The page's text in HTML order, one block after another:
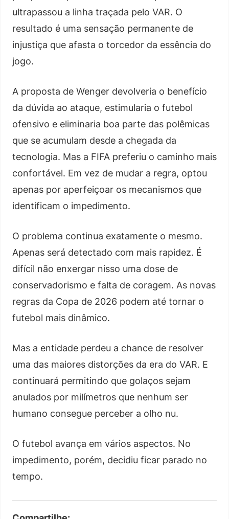
ultrapassou a linha traçada pelo VAR. O
resultado é uma sensação permanente de
injustiça que afasta o torcedor da essência do
jogo.
A proposta de Wenger devolveria o benefício
da dúvida ao ataque, estimularia o futebol
ofensivo e eliminaria boa parte das polêmicas
que se acumulam desde a chegada da
tecnologia. Mas a FIFA preferiu o caminho mais
confortável. Em vez de mudar a regra, optou
apenas por aperfeiçoar os mecanismos que
identificam o impedimento.
O problema continua exatamente o mesmo.
Apenas será detectado com mais rapidez. É
difícil não enxergar nisso uma dose de
conservadorismo e falta de coragem. As novas
regras da Copa de 2026 podem até tornar o
futebol mais dinâmico.
Mas a entidade perdeu a chance de resolver
uma das maiores distorções da era do VAR. E
continuará permitindo que golaços sejam
anulados por milímetros que nenhum ser
humano consegue perceber a olho nu.
O futebol avança em vários aspectos. No
impedimento, porém, decidiu ficar parado no
tempo.